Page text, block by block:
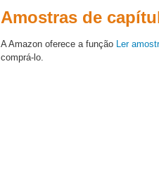
Amostras de
A Amazon oferece a função Ler
comprá-lo.